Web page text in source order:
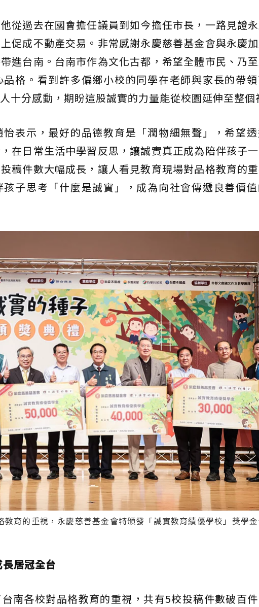
從過去在國會擔任議員到如今擔任市長，一路見證
促成不動產交易。非常感謝永慶慈善基金會與永慶
進台南。台南市作為文化古都，希望全體市民、乃
格。看到許多偏鄉小校的同學在老師與家長的帶
十分感動，期盼這股誠實的力量能從校園延伸至整個
表示，最好的品德教育是「潤物細無聲」，希望
在日常生活中學習反思，讓誠實真正成為陪伴孩子
稿件數大幅成長，讓人看見教育現場對品格教育的
子思考「什麼是誠實」，成為向社會傳遞良善價
育的重視，永慶慈善基金會特頒發「誠實教育績優學校」獎學
居冠全台
南各校對品格教育的重視，共有5校投稿件數破百